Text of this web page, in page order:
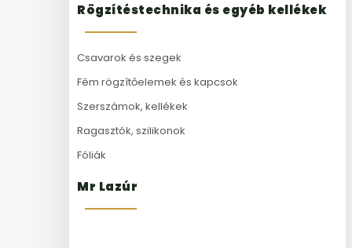
Rögzítéstechnika és egyéb kellékek
Csavarok és szegek
Fém rögzítőelemek és kapcsok
Szerszámok, kellékek
Ragasztók, szilikonok
Fóliák
Mr Lazúr